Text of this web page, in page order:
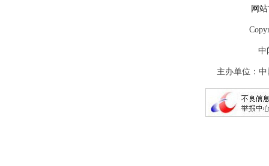
网
中
主办单位：